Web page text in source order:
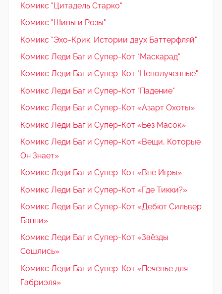
Комикс "Цитадель Старко"
Комикс "Шипы и Розы"
Комикс "Эхо-Крик. Истории двух Баттерфляй"
Комикс Леди Баг и Супер-Кот "Маскарад"
Комикс Леди Баг и Супер-Кот "Неполученные"
Комикс Леди Баг и Супер-Кот "Падение"
Комикс Леди Баг и Супер-Кот «Азарт Охоты»
Комикс Леди Баг и Супер-Кот «Без Масок»
Комикс Леди Баг и Супер-Кот «Вещи, Которые
Он Знает»
Комикс Леди Баг и Супер-Кот «Вне Игры»
Комикс Леди Баг и Супер-Кот «Где Тикки?»
Комикс Леди Баг и Супер-Кот «Дебют Сильвер
Банни»
Комикс Леди Баг и Супер-Кот «Звёзды
Сошлись»
Комикс Леди Баг и Супер-Кот «Печенье для
Габриэля»